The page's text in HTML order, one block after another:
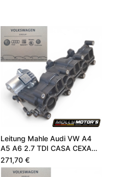
Leitung Mahle Audi VW A4
A5 A6 2.7 TDI CASA CEXA
059129711DC
271,70 €